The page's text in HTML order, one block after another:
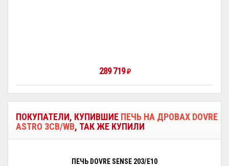
289 719 ₽
ПОКУПАТЕЛИ, КУПИВШИЕ ПЕЧЬ НА ДРОВАХ DOVRE
ASTRO 3CB/WB, ТАК ЖЕ КУПИЛИ
ПЕЧЬ DOVRE SENSE 203/E10